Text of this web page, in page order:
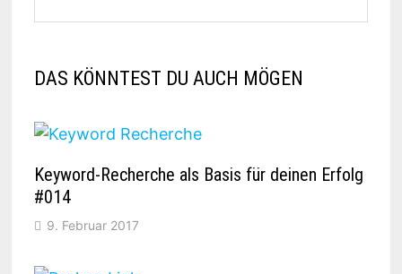
DAS KÖNNTEST DU AUCH MÖGEN
Keyword-Recherche als Basis für deinen Erfolg
#014
9. Februar 2017